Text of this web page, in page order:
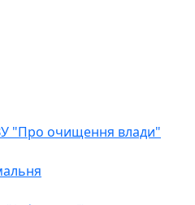
"Про очищення влади"